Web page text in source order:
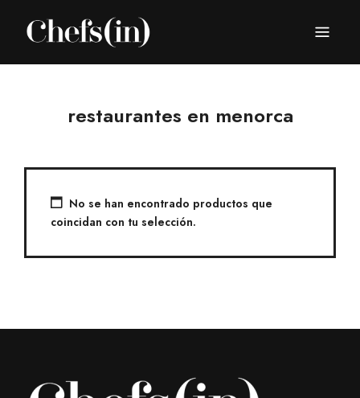
CHEFS(IN)
restaurantes en menorca
No se han encontrado productos que
coincidan con tu selección.